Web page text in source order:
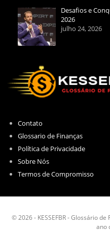
Desafios e
2026
julho 24, 2026
Contato
Glossario de Finanças
Política de Privacidade
Sobre Nós
Termos de Compromisso
© 2026 - KESSEFBR - Glossário
ano